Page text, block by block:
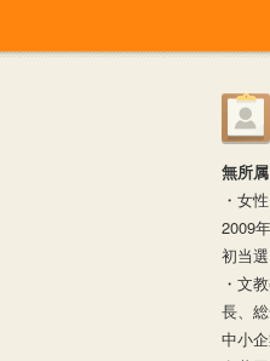
無所
・女
2009
初当
・文
長、
中小